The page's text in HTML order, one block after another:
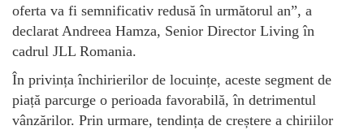
oferta va fi semnificativ redusă în următorul an”, a
declarat Andreea Hamza, Senior Director Living în
cadrul JLL Romania.
În privința închirierilor de locuințe, aceste segment de
piață parcurge o perioada favorabilă, în detrimentul
vânzărilor. Prin urmare, tendința de creștere a chiriilor